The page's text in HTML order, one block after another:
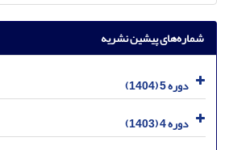
شماره‌های پیشین نشریه
دوره 5 (1404)
دوره 4 (1403)